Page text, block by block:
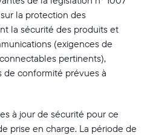
localisation
Français
la protection des
la sécurité des produits et
(exigences de
pertinents),
de conformité prévues à
à jour de sécurité pour ce
prise en charge. La période de